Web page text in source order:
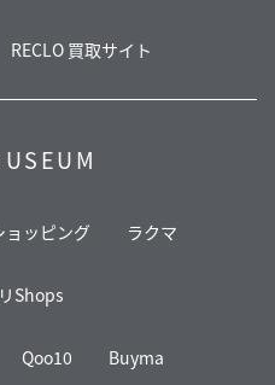
RECLO 買取サイト
ョッピング ラクマ
Shops
Qoo10 Buyma